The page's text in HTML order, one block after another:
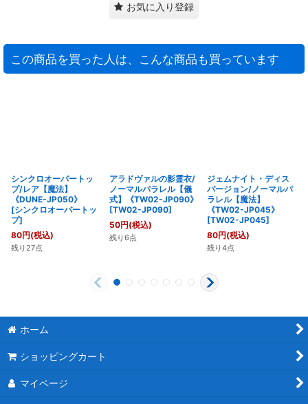
お気に入り登録
この商品を買った人は、こんな商品も買っています
シンクロオーバートッ
プ/レア【魔法】
《DUNE-JP050》
[シンクロオーバートッ
プ]
80円(税込)
残り27点
アラドヴァルの影霊衣/
ノーマルパラレル【儀
式】《TW02-JP090》
[TW02-JP090]
50円(税込)
残り6点
ジェムナイト・ディス
パージョン/ノーマルパ
ラレル【魔法】
《TW02-JP045》
[TW02-JP045]
80円(税込)
残り4点
ホーム
ショッピングカート
マイページ